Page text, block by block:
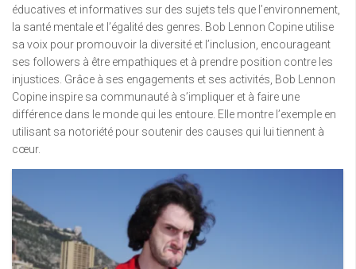
éducatives et informatives sur des sujets tels que l’environnement,
la santé mentale et l’égalité des genres. Bob Lennon Copine utilise
sa voix pour promouvoir la diversité et l’inclusion, encourageant
ses followers à être empathiques et à prendre position contre les
injustices. Grâce à ses engagements et ses activités, Bob Lennon
Copine inspire sa communauté à s’impliquer et à faire une
différence dans le monde qui les entoure. Elle montre l’exemple en
utilisant sa notoriété pour soutenir des causes qui lui tiennent à
cœur.